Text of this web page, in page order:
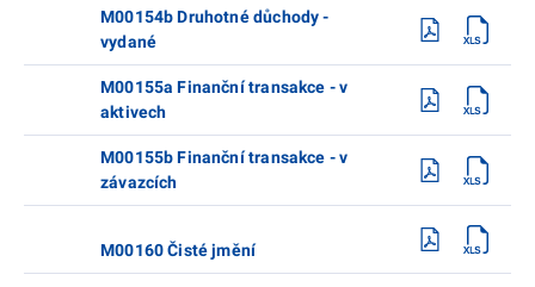
M00154b Druhotné důchody -
vydané
M00155a Finanční transakce - v
aktivech
M00155b Finanční transakce - v
závazcích
M00160 Čisté jmění